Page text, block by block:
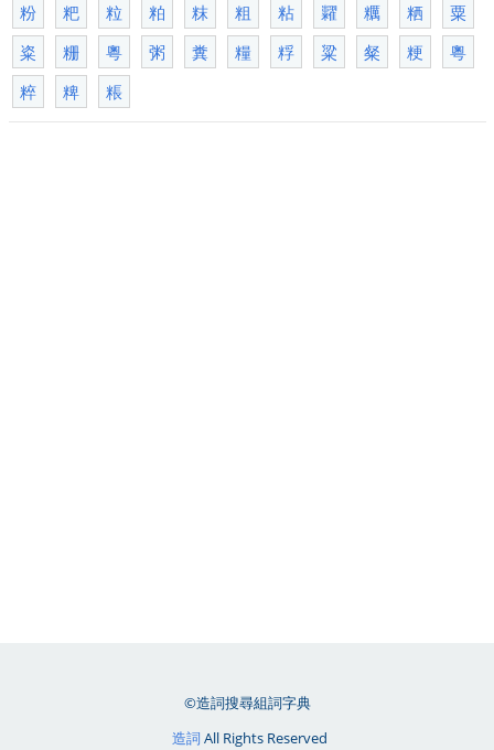
粉
粑 粒 粕 粖 粗 粘 糶 糲 粞
粟
粢
粣 粵 粥 糞 糧 粰 粱 粲 粳
粵
粹
粺 粻
©造詞搜尋組詞字典
造詞 All Rights Reserved